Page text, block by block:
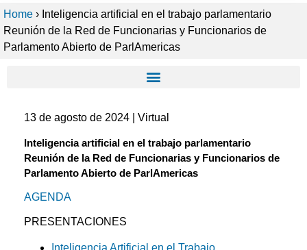
Home › Inteligencia artificial en el trabajo parlamentario
Reunión de la Red de Funcionarias y Funcionarios de
Parlamento Abierto de ParlAmericas
13 de agosto de 2024 | Virtual
Inteligencia artificial en el trabajo parlamentario
Reunión de la Red de Funcionarias y Funcionarios de
Parlamento Abierto de ParlAmericas
AGENDA
PRESENTACIONES